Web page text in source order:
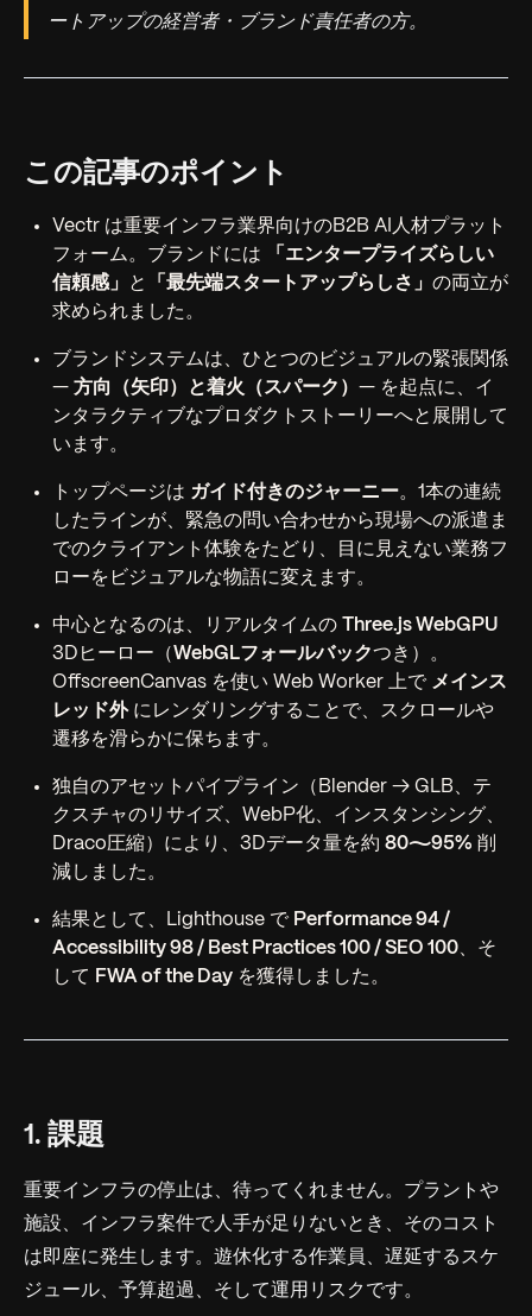
ートアップの経営者・ブランド責任者の方。
この記事のポイント
Vectr は重要インフラ業界向けのB2B AI人材プラット
フォーム。ブランドには
「エンタープライズらしい
信頼感」
と 「最先端スタートアップらしさ」 の両立が
求められました。
ブランドシステムは、ひとつのビジュアルの緊張関係
— 方向（矢印）と着火（スパーク） — を起点に、イ
ンタラクティブなプロダクトストーリーへと展開して
います。
トップページは ガイド付きのジャーニー。1本の連続
したラインが、緊急の問い合わせから現場への派遣ま
でのクライアント体験をたどり、目に見えない業務フ
ローをビジュアルな物語に変えます。
中心となるのは、リアルタイムの
Three.js WebGPU
3Dヒーロー（ WebGLフォールバックつき）。
OffscreenCanvas を使い Web Worker 上で メインス
レッド外にレンダリングすることで、スクロールや
遷移を滑らかに保ちます。
独自のアセットパイプライン（Blender → GLB、テ
クスチャのリサイズ、WebP化、インスタンシング、
Draco圧縮）により、3Dデータ量を約 80〜95% 削
減しました。
結果として、Lighthouse で Performance 94 /
Accessibility 98 / Best Practices 100 / SEO 100、そ
して FWA of the Day を獲得しました。
1. 課題
重要インフラの停止は、待ってくれません。プラントや
施設、インフラ案件で人手が足りないとき、そのコスト
は即座に発生します。遊休化する作業員、遅延するスケ
ジュール、予算超過、そして運用リスクです。